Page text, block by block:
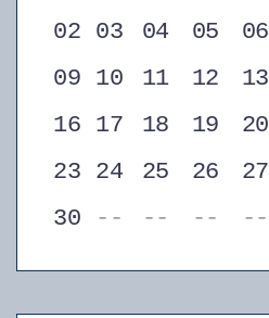
02 03 04 05 06
09 10 11 12 13
16 17 18 19 20
23 24 25 26 27
30
-- -- -- --